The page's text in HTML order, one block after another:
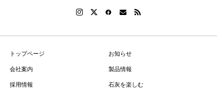
トップページ
お知らせ
会社案内
製品情報
採用情報
石灰を楽しむ